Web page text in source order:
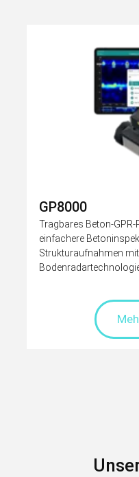
GP8000
Tragbares Beton-GPR-
einfachere
Strukturaufnahmen mit